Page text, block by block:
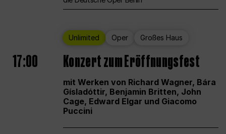
Unlimited Oper Großes Haus
17:00 Konzert zum Eröffnungsfest
mit Werken von Richard Wagner, Bára
Gísladóttir, Benjamin Britten, John
Cage, Edward Elgar und Giacomo
Puccini